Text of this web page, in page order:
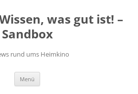
was gut ist! –
Sandbox
rund ums Heimkino
Menü